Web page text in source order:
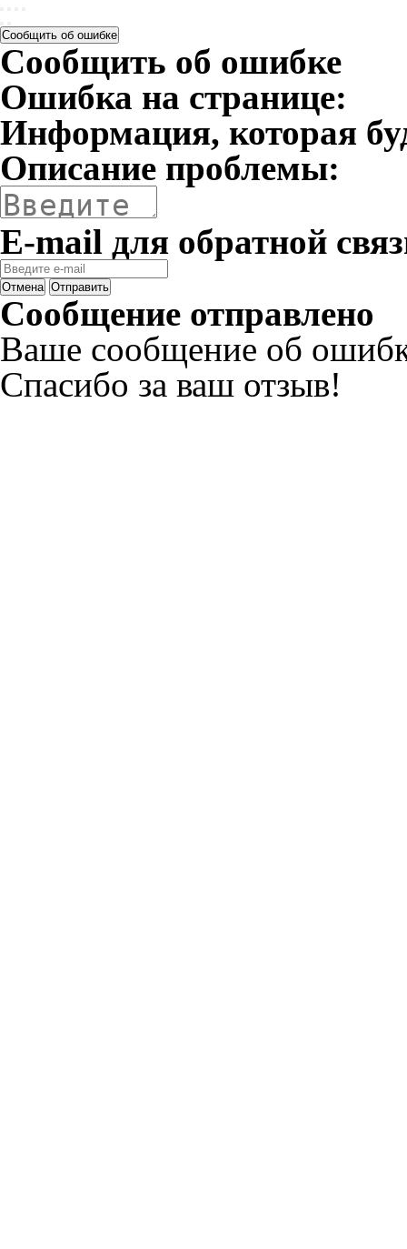
Сообщить об ошибке
Сообщить об ошибке
Ошибка на странице:
Информация, которая
Описание проблемы:
E-mail для обратной
Отмена Отправить
Сообщение отправлено
Ваше сообщение об
Спасибо за ваш отзыв!